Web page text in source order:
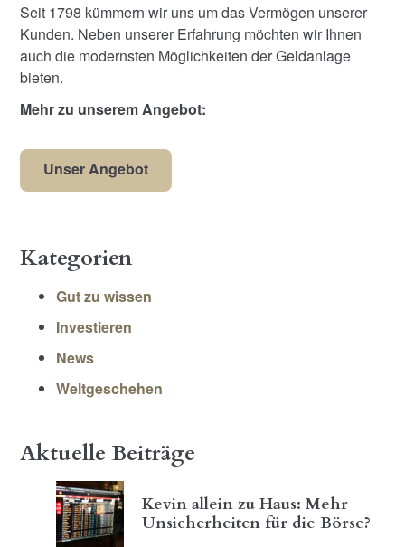
Seit 1798 kümmern wir uns um das Vermögen unserer
Kunden. Neben unserer Erfahrung möchten wir Ihnen
auch die modernsten Möglichkeiten der Geldanlage
bieten.
Mehr zu unserem Angebot:
Unser Angebot
Kategorien
Gut zu wissen
Investieren
News
Weltgeschehen
Aktuelle Beiträge
Kevin allein zu Haus: Mehr
Unsicherheiten für die Börse?